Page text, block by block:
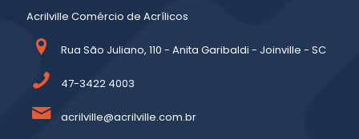
Acrilville Comércio de Acrílicos
Rua São Juliano, 110 - Anita Garibaldi - Joinville - SC
47-3422 4003
acrilville@acrilville.com.br